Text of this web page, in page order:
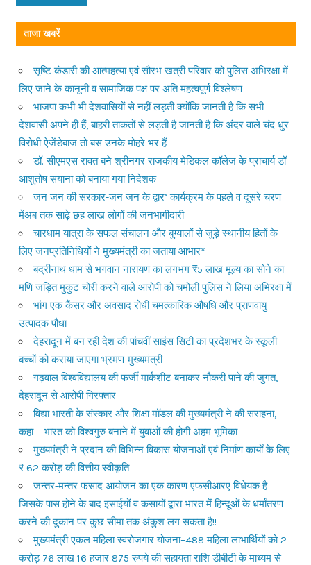
ताजा खबरें
सृष्टि कंडारी की आत्महत्या एवं सौरभ खत्री परिवार को पुलिस अभिरक्षा में
लिए जाने के कानूनी व सामाजिक पक्ष पर अति महत्वपूर्ण विश्लेषण
भाजपा कभी भी देशवासियों से नहीं लड़ती क्योंकि जानती है कि सभी
देशवासी अपने ही हैं, बाहरी ताकतों से लड़ती है जानती है कि अंदर वाले चंद धुर
विरोधी ऐजेंडेबाज तो बस उनके मोहरे भर हैं
डॉ. सीएमएस रावत बने श्रीनगर राजकीय मेडिकल कॉलेज के प्राचार्य डॉ
आशुतोष सयाना को बनाया गया निदेशक
जन जन की सरकार-जन जन के द्वार’ कार्यक्रम के पहले व दूसरे चरण
मेंअब तक साढ़े छह लाख लोगों की जनभागीदारी
चारधाम यात्रा के सफल संचालन और बुग्यालों से जुड़े स्थानीय हितों के
लिए जनप्रतिनिधियों ने मुख्यमंत्री का जताया आभार*
बद्रीनाथ धाम से भगवान नारायण का लगभग ₹5 लाख मूल्य का सोने का
मणि जड़ित मुकुट चोरी करने वाले आरोपी को चमोली पुलिस ने लिया अभिरक्षा में
भांग एक कैंसर और अवसाद रोधी चमत्कारिक औषधि और प्राणवायु
उत्पादक पौधा
देहरादून में बन रही देश की पांचवीं साइंस सिटी का प्रदेशभर के स्कूली
बच्चों को कराया जाएगा भ्रमण-मुख्यमंत्री
गढ़वाल विश्वविद्यालय की फर्जी मार्कशीट बनाकर नौकरी पाने की जुगत,
देहरादून से आरोपी गिरफ्तार
विद्या भारती के संस्कार और शिक्षा मॉडल की मुख्यमंत्री ने की सराहना,
कहा— भारत को विश्वगुरु बनाने में युवाओं की होगी अहम भूमिका
मुख्यमंत्री ने प्रदान की विभिन्न विकास योजनाओं एवं निर्माण कार्यों के लिए
₹ 62 करोड़ की वित्तीय स्वीकृति
जन्तर-मन्तर फसाद आयोजन का एक कारण एफसीआरए विधेयक है
जिसके पास होने के बाद इसाईयों व कसायों द्वारा भारत में हिन्दूओं के धर्मांतरण
करने की दुकान पर कुछ सीमा तक अंकुश लग सकता है!!
मुख्यमंत्री एकल महिला स्वरोजगार योजना–488 महिला लाभार्थियों को 2
करोड़ 76 लाख 16 हजार 875 रुपये की सहायता राशि डीबीटी के माध्यम से